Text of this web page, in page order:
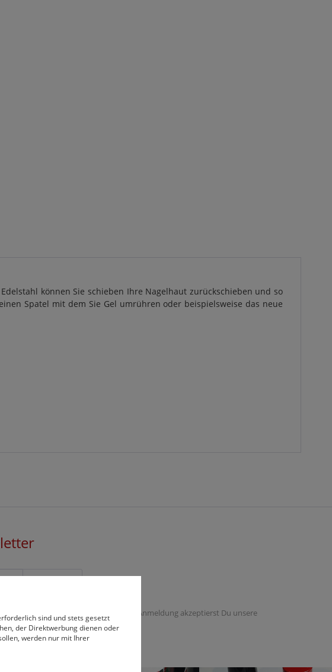
können Sie schieben Ihre Nagelhaut zurückschieben und so
Spatel mit dem Sie Gel umrühren oder beispielsweise das neue
in dieser Email. Mit der Anmeldung akzeptierst Du unsere
sind und stets gesetzt
der Direktwerbung dienen oder
werden nur mit Ihrer